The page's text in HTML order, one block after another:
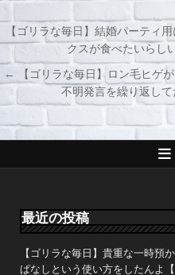
投
稿
ナ
ビ
ー
ョ
【ゴリラな毎日】結婚パーティ
クスが食べたいらし
← 【ゴリラな毎日】ロン毛ヒゲ
不明発言を繰り返して
最近の投稿
【ゴリラな毎日】貴重な一時預
ぱなしという使い方をしたんよ